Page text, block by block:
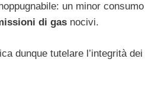
un minor
di gas nocivi.
dunque tutelare l’integrità